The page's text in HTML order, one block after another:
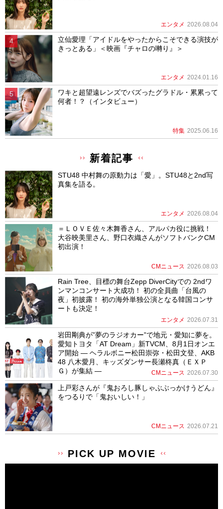
エンタメ 2026.08.04
立仙愛理「アイドルをやったからこそできる演技が
きっとある」＜映画『チャロの囀り』＞
エンタメ 2024.01.16
ワキと超望遠レンズでバズったグラドル・累累って
何者！？（インタビュー）
特集 2025.06.16
新着記事
STU48 中村舞の原動力は「愛」。STU48と2nd写
真集を語る。
エンタメ 2026.08.04
＝ＬＯＶＥ佐々木舞香さん、アルパカ役に挑戦！
大谷映美里さん、野口衣織さんがソフトバンクCM
初出演！
CMニュース 2026.08.03
Rain Tree、目標の舞台Zepp DiverCityでの 2ndワ
ンマンコンサート大成功！ 初の全員曲「台風の
夜」初披露！ 初の海外単独公演となる韓国コンサ
ートも決定！
エンタメ 2026.07.31
岩田剛典が”夢のラジオカー”で地元・愛知に夢を。
愛知トヨタ「AT Dream」新TVCM、8月1日オンエ
ア開始 ― ヘラルボニー松田崇弥・松田文登、AKB
48 八木愛月、キッズダンサー長瀬柊真（ＥＸＰ
Ｇ）が集結 ―
CMニュース 2026.07.30
上戸彩さんが『鬼おろし豚しゃぶぶっかけうどん』
をつるりで「鬼おいしい！」
CMニュース 2026.07.21
PICK UP MOVIE